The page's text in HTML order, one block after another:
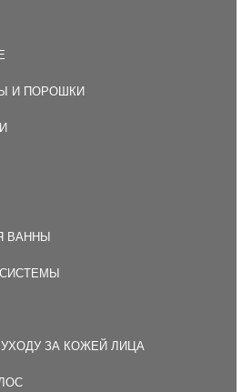
И ПОРОШКИ
ВАННЫ
УХОДУ ЗА КОЖЕЙ ЛИЦА